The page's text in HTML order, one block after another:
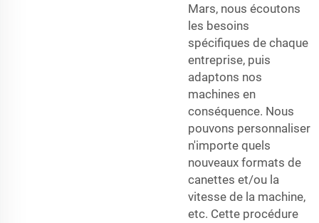
Mars, nous écoutons
les besoins
spécifiques de chaque
entreprise, puis
adaptons nos
machines en
conséquence. Nous
pouvons personnaliser
n'importe quels
nouveaux formats de
canettes et/ou la
vitesse de la machine,
etc. Cette procédure